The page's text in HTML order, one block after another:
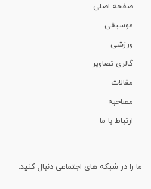
صفحه اصلی
موسیقی
ورزشی
گالری تصاویر
مقالات
مصاحبه
ارتباط با ما
ما را در شبکه های اجتماعی دنبال کنید.